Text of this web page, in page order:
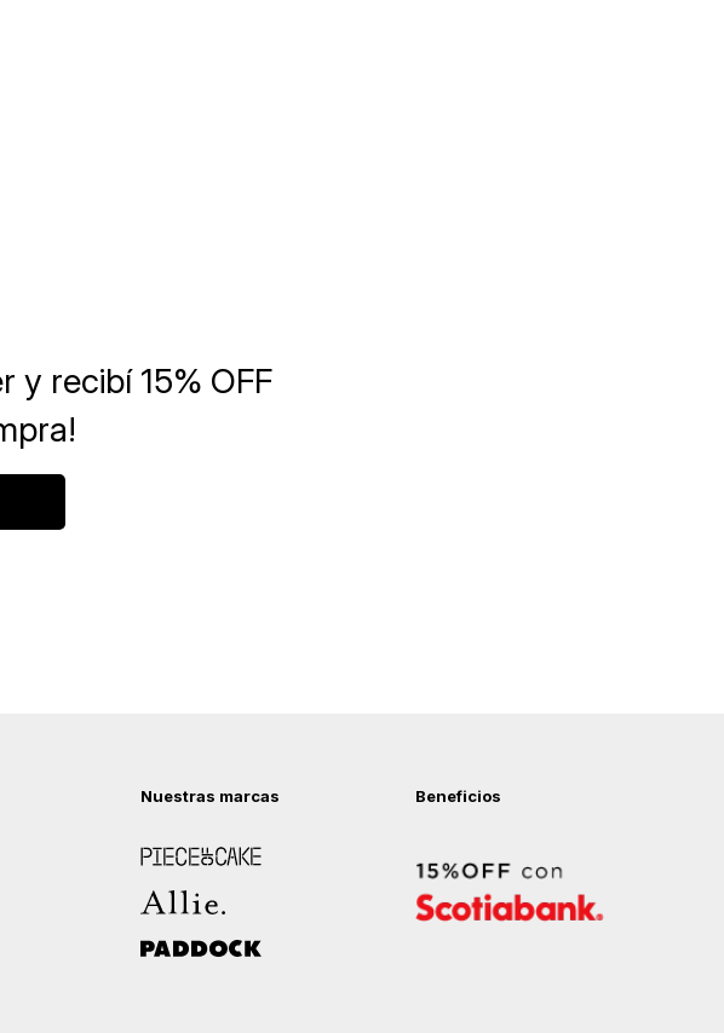
Nuestras marcas
Piece of Cake
Allie
Paddock
Beneficios
y recibí 15% OFF